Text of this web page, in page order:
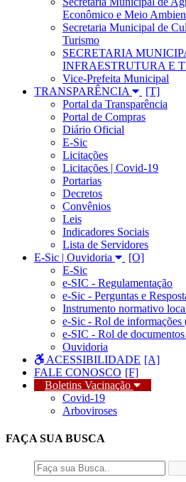
Econômico e Meio
Secretaria Municipal de
Turismo
SECRETARIA
INFRAESTRUTURA E
Vice-Prefeita Municipal
TRANSPARÊNCIA
Portal da Transparência
Portal de Compras
Diário Oficial
E-Sic
Licitações
Licitações | Covid-19
Portarias
Decretos
Convênios
Leis
Indicadores Sociais
Lista de Servidores
E-Sic | Ouvidoria
E-Sic
e-SIC - Regulamentação
e-Sic - Perguntas e
Instrumento normativo
e-Sic - Rol de informações
e-SIC - Rol de
Ouvidoria
ACESSIBILIDADE
FALE CONOSCO
Boletins Vacinação
Covid-19
Arboviroses
FAÇA SUA BUSCA